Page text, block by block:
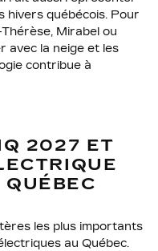
hivers québécois. Pour
Mirabel ou
avec la neige et les
contribue à
2027 ET
les plus importants
au Québec.